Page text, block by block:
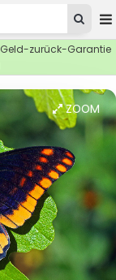
zurück-Garantie
ZOOM